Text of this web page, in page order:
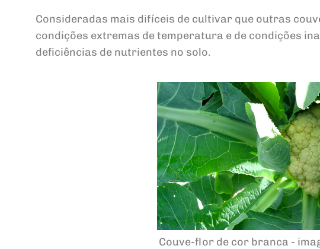
Consideradas mais difíceis de cultivar que outras
condições extremas de temperatura e de condições
deficiências de nutrientes no solo.
Couve-flor de cor branca -